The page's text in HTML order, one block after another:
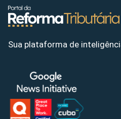
Sua plataforma de